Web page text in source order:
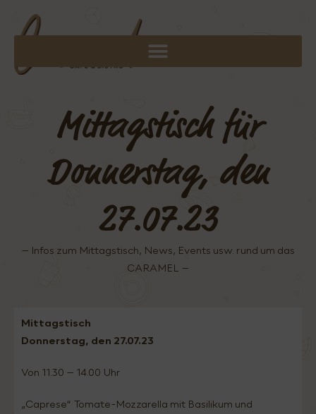
Mittagstisch für
Donnerstag, den
27.07.23
– Infos zum Mittagstisch, News, Events usw. rund um das
CARAMEL –
Mittagstisch
Donnerstag, den 27.07.23
Von 11.30 – 14.00 Uhr
„Caprese“ Tomate-Mozzarella mit Basilikum und